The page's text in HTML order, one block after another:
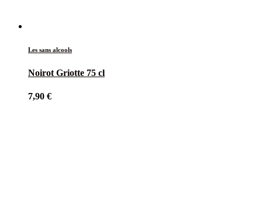
Les sans alcools
Noirot Griotte 75 cl
7,90 €